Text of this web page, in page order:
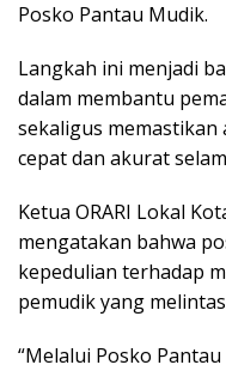
Posko Pantau Mudik.
Langkah ini menjadi
dalam membantu
sekaligus
cepat dan akurat
Ketua ORARI Lokal
mengatakan bahwa
kepedulian terhadap
pemudik yang
“Melalui Posko